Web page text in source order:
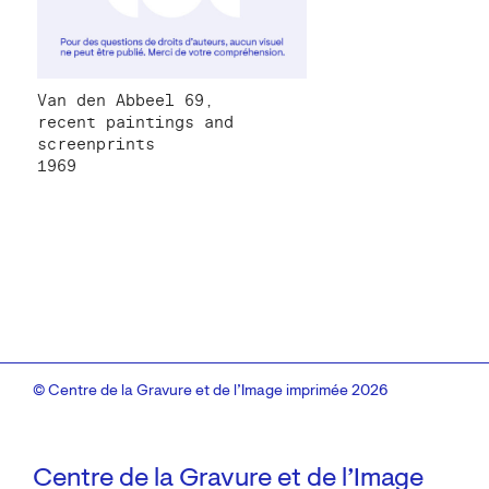
Van den Abbeel 69,
recent paintings and
screenprints
1969
Centre de la Gravure et de l’Image
© Centre de la Gravure et de l’Image imprimée 2026